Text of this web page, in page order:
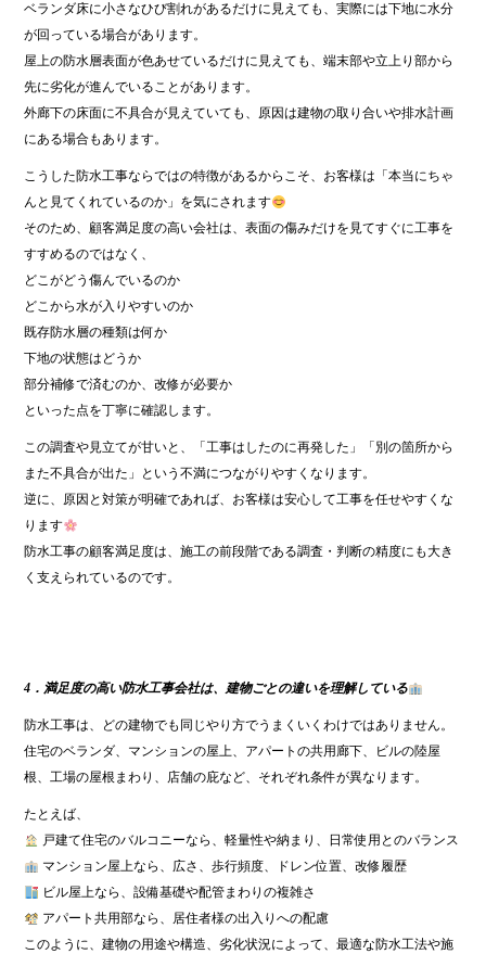
ベランダ床に小さなひび割れがあるだけに見えても、実際には下地に水分
が回っている場合があります。
屋上の防水層表面が色あせているだけに見えても、端末部や立上り部から
先に劣化が進んでいることがあります。
外廊下の床面に不具合が見えていても、原因は建物の取り合いや排水計画
にある場合もあります。
こうした防水工事ならではの特徴があるからこそ、お客様は「本当にちゃ
んと見てくれているのか」を気にされます
そのため、顧客満足度の高い会社は、表面の傷みだけを見てすぐに工事を
すすめるのではなく、
どこがどう傷んでいるのか
どこから水が入りやすいのか
既存防水層の種類は何か
下地の状態はどうか
部分補修で済むのか、改修が必要か
といった点を丁寧に確認します。
この調査や見立てが甘いと、「工事はしたのに再発した」「別の箇所から
また不具合が出た」という不満につながりやすくなります。
逆に、原因と対策が明確であれば、お客様は安心して工事を任せやすくな
ります
防水工事の顧客満足度は、施工の前段階である調査・判断の精度にも大き
く支えられているのです。
4．満足度の高い防水工事会社は、建物ごとの違いを理解している
防水工事は、どの建物でも同じやり方でうまくいくわけではありません。
住宅のベランダ、マンションの屋上、アパートの共用廊下、ビルの陸屋
根、工場の屋根まわり、店舗の庇など、それぞれ条件が異なります。
たとえば、
戸建て住宅のバルコニーなら、軽量性や納まり、日常使用とのバランス
マンション屋上なら、広さ、歩行頻度、ドレン位置、改修履歴
ビル屋上なら、設備基礎や配管まわりの複雑さ
アパート共用部なら、居住者様の出入りへの配慮
このように、建物の用途や構造、劣化状況によって、最適な防水工法や施